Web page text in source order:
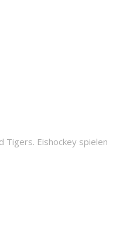
Eishockey spielen